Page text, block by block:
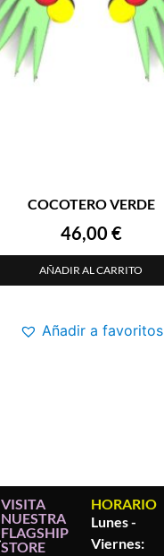
COCOTERO VERDE
46,00 €
AÑADIR AL CARRITO
Añadir a favoritos
VISITA
NUESTRA
FLAGSHIP
STORE
HORARIO
Lunes -
Viernes: